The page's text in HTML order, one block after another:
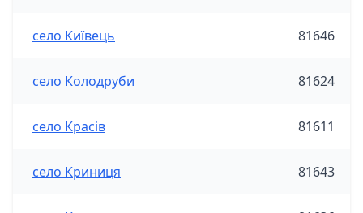
село Київець 81646
село Колодруби 81624
село Красів 81611
село Криниця 81643